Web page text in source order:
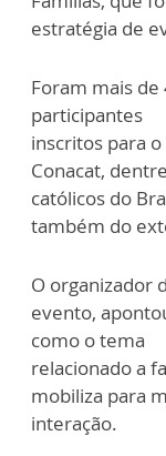
estratégia de
Foram mais de
participantes
inscritos para o
Conacat,
católicos do
também do
O organizador
evento,
como o tema
relacionado a
mobiliza para
interação.